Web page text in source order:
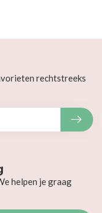
helpen je graag
rechtstreeks